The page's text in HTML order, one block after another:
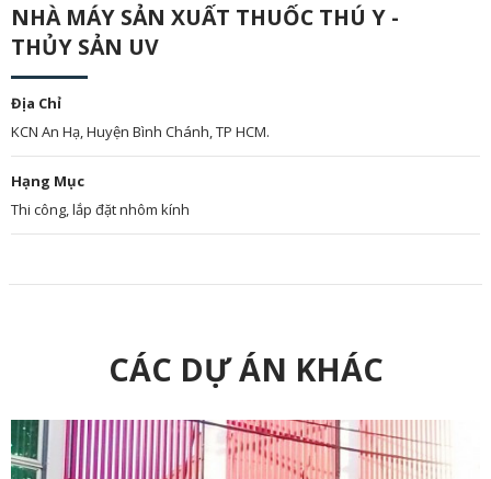
NHÀ MÁY SẢN XUẤT THUỐC THÚ Y -
THỦY SẢN UV
Địa Chỉ
KCN An Hạ, Huyện Bình Chánh, TP HCM.
Hạng Mục
Thi công, lắp đặt nhôm kính
CÁC DỰ ÁN KHÁC